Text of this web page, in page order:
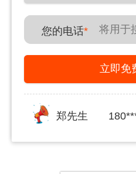
您的电话*
立即免
郑先生